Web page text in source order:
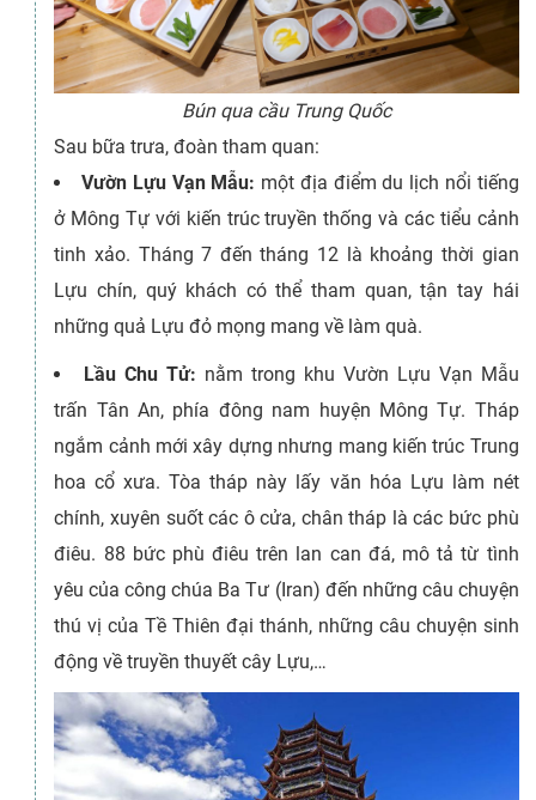
Bún qua cầu Trung Quốc
Sau bữa trưa, đoàn tham quan:
Vườn Lựu Vạn Mẫu: một địa điểm du lịch nổi tiếng
ở Mông Tự với kiến trúc truyền thống và các tiểu cảnh
tinh xảo. Tháng 7 đến tháng 12 là khoảng thời gian
Lựu chín, quý khách có thể tham quan, tận tay hái
những quả Lựu đỏ mọng mang về làm quà.
Lầu Chu Tử: nằm trong khu Vườn Lựu Vạn Mẫu
trấn Tân An, phía đông nam huyện Mông Tự. Tháp
ngắm cảnh mới xây dựng nhưng mang kiến trúc Trung
hoa cổ xưa. Tòa tháp này lấy văn hóa Lựu làm nét
chính, xuyên suốt các ô cửa, chân tháp là các bức phù
điêu. 88 bức phù điêu trên lan can đá, mô tả từ tình
yêu của công chúa Ba Tư (Iran) đến những câu chuyện
thú vị của Tề Thiên đại thánh, những câu chuyện sinh
động về truyền thuyết cây Lựu,…